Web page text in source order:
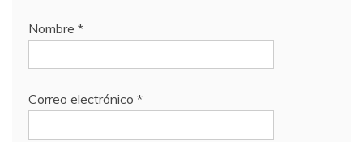
Nombre *
Correo electrónico *